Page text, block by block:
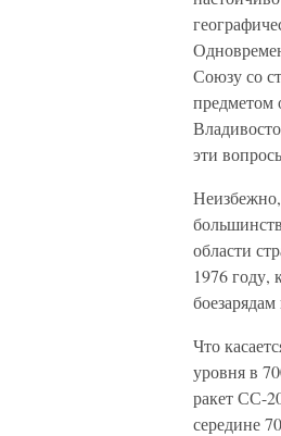
Союзу со
предметом
эти
области
1976 году,
Что
уровня в
ракет СС-
середине